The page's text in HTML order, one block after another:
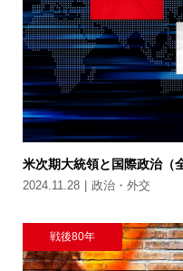
米次期大統領と国際政治（
2024.11.28 政治・外交
戦後80年